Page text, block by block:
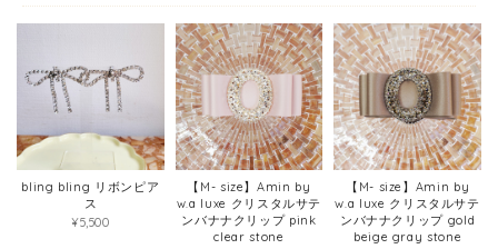
bling bling リボンピア
ス
¥5,500
【M- size】Amin by
w.a luxe クリスタルサテ
ンバナナクリップ pink
clear stone
【M- size】Amin by
w.a luxe クリスタルサテ
ンバナナクリップ gold
beige gray stone